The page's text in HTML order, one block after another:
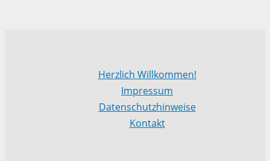
Herzlich Willkommen!
Impressum
Datenschutzhinweise
Kontakt